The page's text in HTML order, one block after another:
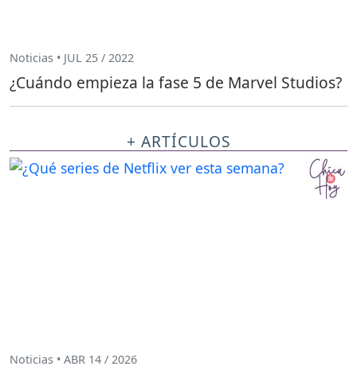
Noticias • JUL 25 / 2022
¿Cuándo empieza la fase 5 de Marvel Studios?
+ ARTÍCULOS
Noticias • ABR 14 / 2026